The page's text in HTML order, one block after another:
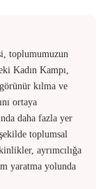
toplumumuzun
Kadın Kampı,
kılma ve
ortaya
daha fazla yer
toplumsal
ayrımcılığa
yaratma yolunda